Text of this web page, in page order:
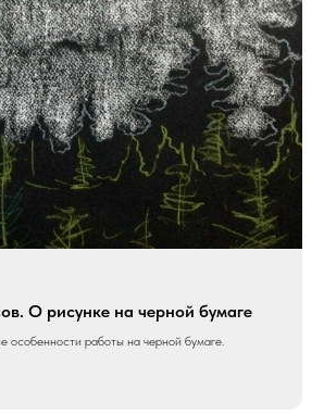
О рисунке на черной бумаге
особенности работы на черной бумаге.